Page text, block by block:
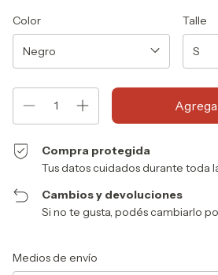
Color Talle
Compra protegida
Tus datos cuidados durante toda
Cambios y devoluciones
Si no te gusta, podés cambiarlo
Entregas para el CP:
Medios de envío